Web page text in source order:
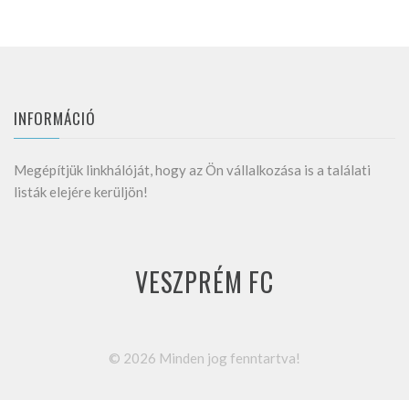
INFORMÁCIÓ
Megépítjük linkhálóját, hogy az Ön vállalkozása is a találati
listák elejére kerüljön!
VESZPRÉM FC
© 2026 Minden jog fenntartva!